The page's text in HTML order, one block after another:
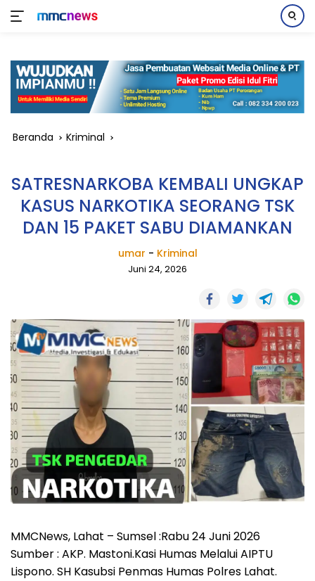
konten
Beranda Kriminal
SATRESNARKOBA KEMBALI UNGKAP
KASUS NARKOTIKA SEORANG TSK
DAN 15 PAKET SABU DIAMANKAN
umar - Kriminal
Juni 24, 2026
MMCNews, Lahat – Sumsel :Rabu 24 Juni 2026
Sumber : AKP. Mastoni.Kasi Humas Melalui AIPTU
Lispono. SH Kasubsi Penmas Humas Polres Lahat.